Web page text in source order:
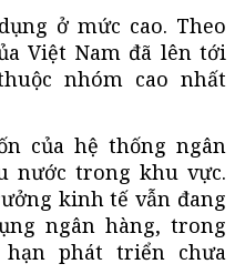
ở mức cao. Theo
Việt Nam đã lên tới
nhóm cao nhất
của hệ thống ngân
nước trong khu vực.
kinh tế vẫn đang
ngân hàng, trong
phát triển chưa